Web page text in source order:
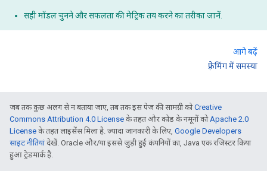
सही मॉडल चुनने और सफलता की मेट्रिक तय करने का तरीका जानें.
आगे बढ़ें
फ़्रेमिंग में समस्या
जब तक कुछ अलग से न बताया जाए, तब तक इस पेज की सामग्री कोCreative
Commons Attribution 4.0 License के तहत और कोड के नमूनों कोApache 2.0
License के तहत लाइसेंस मिला है. ज़्यादा जानकारी के लिए, Google Developers
साइट नीतियांदेखें. Oracle और/या इससे जुड़ी हुई कंपनियों का, Java एक रजिस्टर किया
हुआ ट्रेडमार्क है.